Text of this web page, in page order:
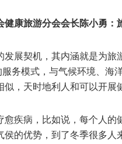
康旅游分会会长陈小勇：
发展契机，其内涵就是为旅
服务模式，与气候环境、海
，天时地利人和可以开展
愈疾病，比如说，每个人的
侯的优势，到了冬季很多人